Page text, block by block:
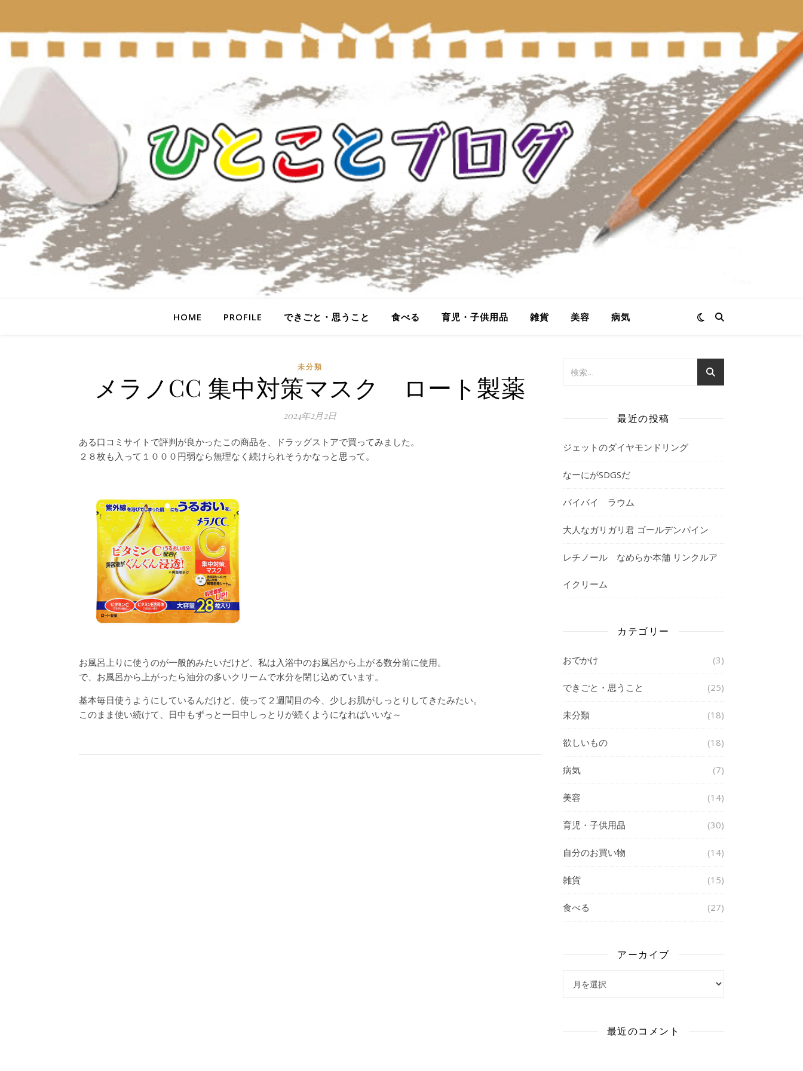
HOME PROFILE できごと・思うこと 食べる 育児・子供用品 雑貨 美容 病気
未分類
メラノCC 集中対策マスク ロート製薬
2024年2月2日
ある口コミサイトで評判が良かったこの商品を、ドラッグストアで買ってみました。
２８枚も入って１０００円弱なら無理なく続けられそうかなっと思って。
お風呂上りに使うのが一般的みたいだけど、私は入浴中のお風呂から上がる数分前に使用。
で、お風呂から上がったら油分の多いクリームで水分を閉じ込めています。
基本毎日使うようにしているんだけど、使って２週間目の今、少しお肌がしっとりしてきたみたい。
このまま使い続けて、日中もずっと一日中しっとりが続くようになればいいな～
最近の投稿
ジェットのダイヤモンドリング
なーにがSDGSだ
バイバイ ラウム
大人なガリガリ君 ゴールデンパイン
レチノール なめらか本舗 リンクルア
イクリーム
カテゴリー
おでかけ (3)
できごと・思うこと (25)
未分類 (18)
欲しいもの (18)
病気 (7)
美容 (14)
育児・子供用品 (30)
自分のお買い物 (14)
雑貨 (15)
食べる (27)
アーカイブ
最近のコメント